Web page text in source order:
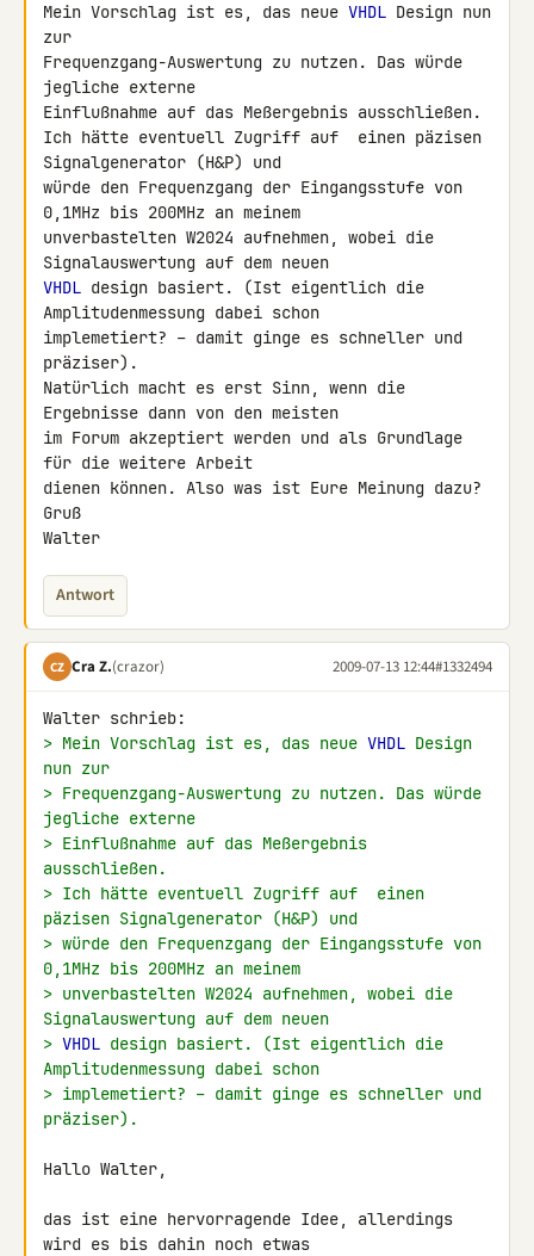
Mein Vorschlag ist es, das neue VHDL Design nun
zur
Frequenzgang-Auswertung zu nutzen. Das würde
jegliche externe
Einflußnahme auf das Meßergebnis ausschließen.
Ich hätte eventuell Zugriff auf  einen päzisen
Signalgenerator (H&P) und
würde den Frequenzgang der Eingangsstufe von
0,1MHz bis 200MHz an meinem
unverbastelten W2024 aufnehmen, wobei die
VHDL design basiert. (Ist eigentlich die
Amplitudenmessung dabei schon
implemetiert? – damit ginge es schneller und
präziser).
Natürlich macht es erst Sinn, wenn die
Ergebnisse dann von den meisten
im Forum akzeptiert werden und als Grundlage
für die weitere Arbeit
dienen können. Also was ist Eure Meinung dazu?
Gruß
Walter
Antwort
CZ Cra Z.(crazor) 2009-07-13 12:44#1332494
> Mein Vorschlag ist es, das neue VHDL Design
nun zur
> Frequenzgang-Auswertung zu nutzen. Das würde
jegliche externe
> Einflußnahme auf das Meßergebnis
ausschließen.
> Ich hätte eventuell Zugriff auf  einen
päzisen Signalgenerator (H&P) und
> würde den Frequenzgang der Eingangsstufe von
0,1MHz bis 200MHz an meinem
> unverbastelten W2024 aufnehmen, wobei die
Signalauswertung auf dem neuen
> VHDL design basiert. (Ist eigentlich die
Amplitudenmessung dabei schon
> implemetiert? – damit ginge es schneller und
präziser).
Hallo Walter,
das ist eine hervorragende Idee, allerdings
wird es bis dahin noch etwas